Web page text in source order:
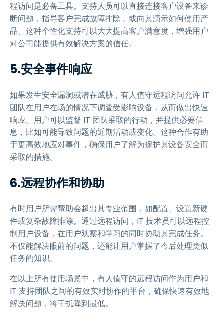
程访问是必备工具。支持人员可以直接连接客户设备来诊
断问题，指导客户完成故障排除，或向其演示如何使用产
品。这种个性化支持可以大大提高客户满意度，增强用户
对公司能提供有效解决方案的信任。
5.安全事件响应
如果发生安全漏洞或潜在威胁，有人值守远程访问允许 IT
团队在用户在场的情况下调查受影响设备，从而做出快速
响应。用户可以监督 IT 团队采取的行动，并提供必要信
息，比如可能导致问题的近期活动或变化。这种合作有助
于更高效地应对事件，确保用户了解为保护其设备安全而
采取的措施。
6.远程协作和协助
有时用户所需帮助会超出其专业范围，如配置、设置新硬
件或复杂故障排除。通过远程访问，IT 技术员可以远程控
制用户设备，在用户观察和学习的同时协助其完成任务。
不仅能解决眼前的问题，还能让用户掌握了今后处理类似
任务的知识。
在以上所有使用场景中，有人值守的远程访问作为用户和
IT 支持团队之间的有效实时协作的平台，确保快速有效地
解决问题，将干扰降到最低。